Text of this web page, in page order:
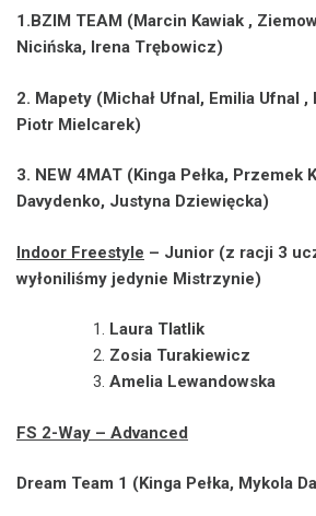
1.BZIM TEAM (Marcin Kawiak ,
Nicińska, Irena Trębowicz)
2. Mapety (Michał Ufnal, Emilia Ufnal ,
Piotr Mielcarek)
3. NEW 4MAT (Kinga Pełka, Przemek
Davydenko, Justyna Dziewięcka)
Indoor Freestyle – Junior (z racji 3
wyłoniliśmy jedynie Mistrzynie)
Laura Tlatlik
Zosia Turakiewicz
Amelia Lewandowska
FS 2-Way – Advanced
Dream Team 1 (Kinga Pełka, Mykola